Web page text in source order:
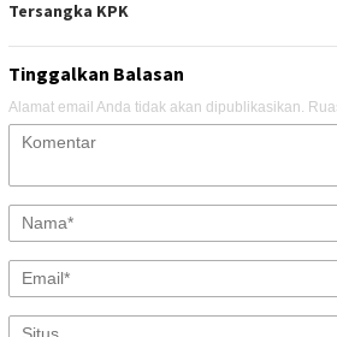
Tersangka KPK
Tinggalkan Balasan
Alamat email Anda tidak akan dipublikasikan.